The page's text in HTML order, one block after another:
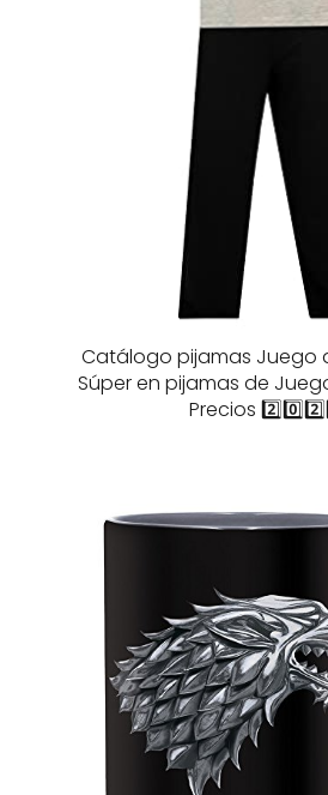
Catálogo pijamas Juego
Súper en pijamas de
Precios